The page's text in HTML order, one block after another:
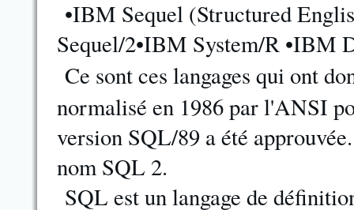
•IBM Sequel (Structured
Sequel/2•IBM System/R •IBM
Ce sont ces langages qui ont
normalisé en 1986 par l'ANSI
version SQL/89 a été
nom SQL 2.
SQL est un langage de